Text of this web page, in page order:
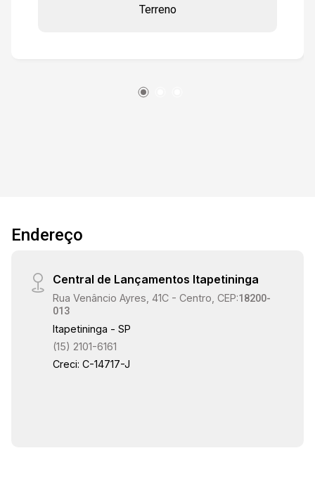
Terreno
Endereço
Central de Lançamentos Itapetininga
Rua Venâncio Ayres, 41C - Centro, CEP:18200-
013
Itapetininga - SP
(15) 2101-6161
Creci: C-14717-J